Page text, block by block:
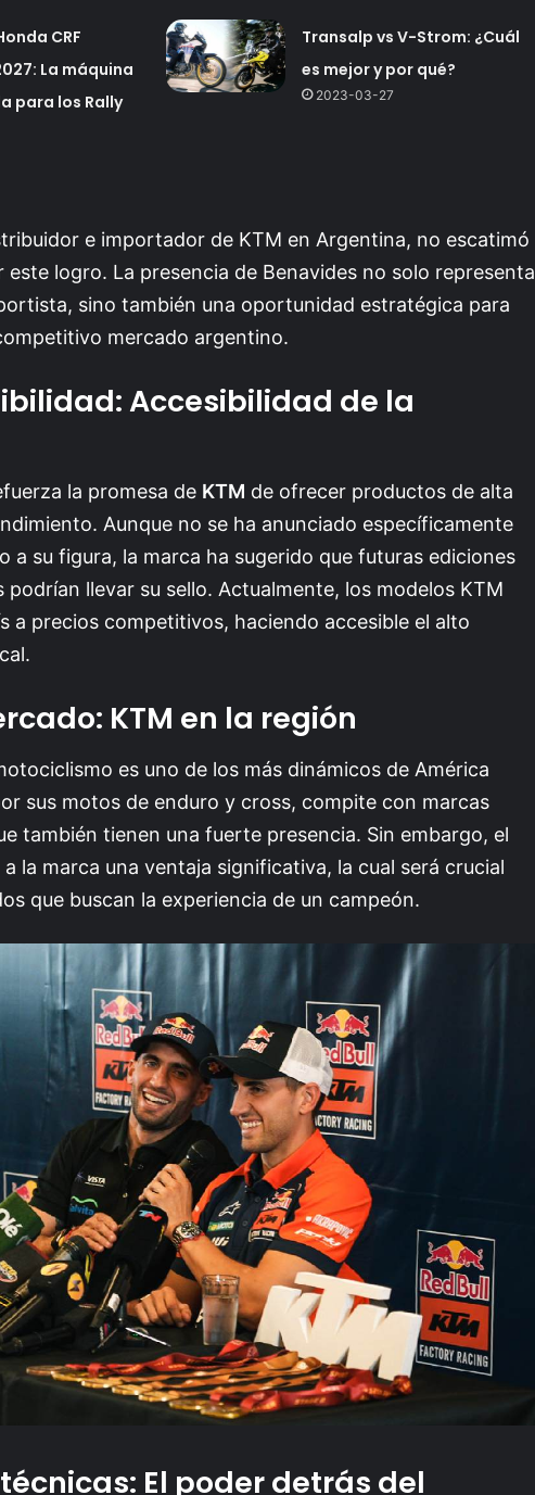
CRF
La máquina
para los Rally
Transalp vs V-Strom: ¿Cuál
es mejor y por qué?
2023-03-27
e importador de KTM en Argentina, no escatimó
este logro. La presencia de Benavides no solo representa
sino también una oportunidad estratégica para
mercado argentino.
Accesibilidad de la
la promesa de KTM de ofrecer productos de alta
Aunque no se ha anunciado específicamente
a su figura, la marca ha sugerido que futuras ediciones
llevar su sello. Actualmente, los modelos KTM
a precios competitivos, haciendo accesible el alto
KTM en la región
es uno de los más dinámicos de América
sus motos de enduro y cross, compite con marcas
también tienen una fuerte presencia. Sin embargo, el
la marca una ventaja significativa, la cual será crucial
que buscan la experiencia de un campeón.
El poder detrás del